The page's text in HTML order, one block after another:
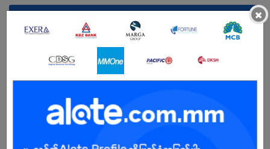
BENEFITS
Saturday (Alternate) , Sunday & Public Holiday Off
×